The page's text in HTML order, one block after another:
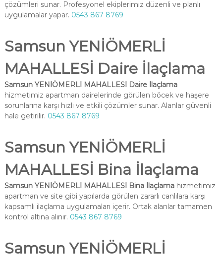
çözümleri sunar. Profesyonel ekiplerimiz düzenli ve planlı
uygulamalar yapar. 0543 867 8769
Samsun YENİÖMERLİ
MAHALLESİ Daire İlaçlama
Samsun YENİÖMERLİ MAHALLESİ Daire İlaçlama
hizmetimiz apartman dairelerinde görülen böcek ve haşere
sorunlarına karşı hızlı ve etkili çözümler sunar. Alanlar güvenli
hale getirilir. 0543 867 8769
Samsun YENİÖMERLİ
MAHALLESİ Bina İlaçlama
Samsun YENİÖMERLİ MAHALLESİ Bina İlaçlamahizmetimiz
apartman ve site gibi yapılarda görülen zararlı canlılara karşı
kapsamlı ilaçlama uygulamaları içerir. Ortak alanlar tamamen
kontrol altına alınır. 0543 867 8769
Samsun YENİÖMERLİ